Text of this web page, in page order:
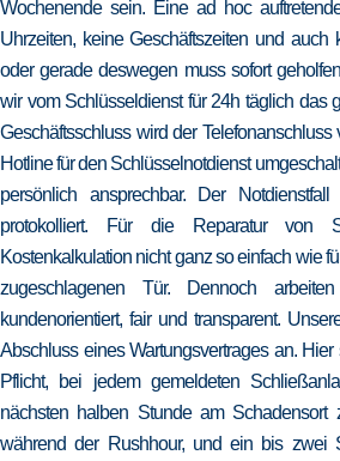
Wochenende sein. Eine ad hoc
Uhrzeiten, keine Geschäftszeiten und auch
oder gerade deswegen muss sofort
wir vom Schlüsseldienst für 24h täglich das
Geschäftsschluss wird der
Hotline für den Schlüsselnotdienst
persönlich ansprechbar. Der
protokolliert. Für die Reparatur von
Kostenkalkulation nicht ganz so einfach wie
zugeschlagenen Tür. Dennoch
kundenorientiert, fair und transparent.
Abschluss eines Wartungsvertrages an.
Pflicht, bei jedem gemeldeten
nächsten halben Stunde am
während der Rushhour, und ein bis zwei